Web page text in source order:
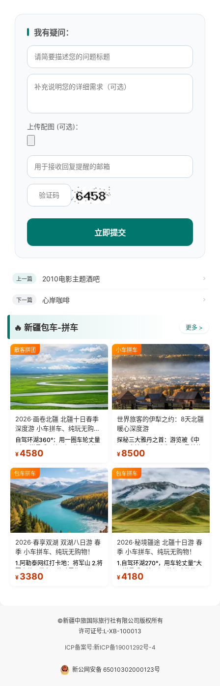
我有疑问：
上传配图 (可选)：
立即提交
上一篇 2010电影主题酒吧
下一篇 心岸咖啡
🔥 新疆包车-拼车 更多 >
散客拼团
2026·画卷北疆 北疆十日春季
深度游 小车拼车、纯玩无购
物！
自驾环湖360°：用一圈车轮丈量
蓝。 赛湖旅拍：甄选多款风格服
绝美瞬间。 赛湖坦克300跟车视
频：专业摄影师...
¥4580
小车拼车
世界旅客的伊犁之约：8天北疆
暖心深度游
探秘三大雅丹之首：游览被《中
三大雅丹”第一名的克拉玛依魔鬼
瓦人最大村落——禾木村，欣赏
晨雾与小木...
¥ 8500
包车拼车
2026·春享双湖 双湖八日游 春
季 小车拼车、纯玩无购物！
1.阿勒泰网红打卡地：将军山 2.将
军山落日缆车，体验雪都风光 3.
将军山，夕阳派对，蹦迪party 4.
¥ 3380
包车拼车
2026·秘境疆途 北疆十日游 春
季 小车拼车、纯玩无购物！
1.自驾环湖270°，用车轮丈量“大
西洋最后一滴眼泪”的极致蔚蓝，
让雪山、花海与深邃湖水在转弯
¥4180
©新疆中旅国际旅行社有限公司版权所有
许可证号:L-XB-100013
ICP备案号:新ICP备19001292号-4
新公网安备 65010302000123号